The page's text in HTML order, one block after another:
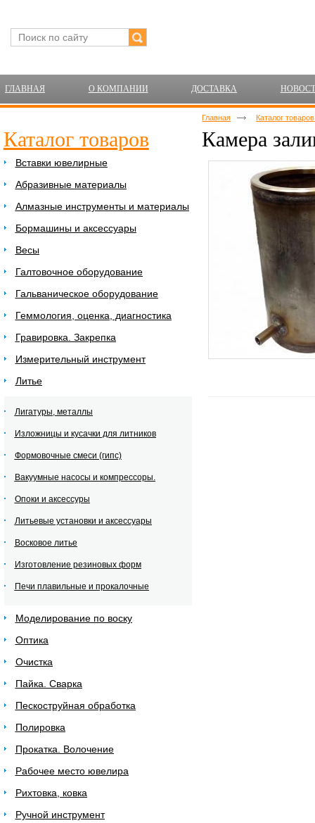
ГЛАВНАЯ О КОМПАНИИ ДОСТАВКА
Каталог товаров
Вставки ювелирные
Абразивные материалы
Алмазные инструменты и материалы
Бормашины и аксессуары
Весы
Галтовочное оборудование
Гальваническое оборудование
Геммология, оценка, диагностика
Гравировка. Закрепка
Измерительный инструмент
Литье
Лигатуры, металлы
Изложницы и кусачки для литников
Формовочные смеси (гипс)
Вакуумные насосы и компрессоры.
Опоки и аксессуры
Литьевые установки и аксессуары
Восковое литье
Изготовление резиновых форм
Печи плавильные и прокалочные
Моделирование по воску
Оптика
Очистка
Пайка. Сварка
Пескоструйная обработка
Полировка
Прокатка. Волочение
Рабочее место ювелира
Рихтовка, ковка
Ручной инструмент
Главная Каталог
Камера